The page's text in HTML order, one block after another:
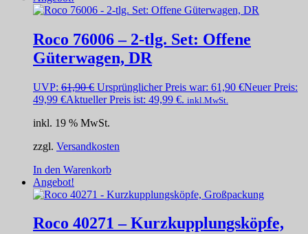
Roco 76006 – 2-tlg. Set: Offene
Güterwagen, DR
UVP: 61,90€ Ursprünglicher Preis war: 61,90 €Neuer Preis:
49,99 €Aktueller Preis ist: 49,99 €. inkl.MwSt.
inkl. 19 % MwSt.
zzgl. Versandkosten
In den Warenkorb
Angebot!
Roco 40271 – Kurzkupplungsköpfe,